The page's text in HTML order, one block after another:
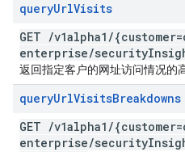
queryUrlVisits
GET /v1alpha1 /
enterprise/security
返回指定客户的网址访问情况的
queryUrlVisitsBreakdowns
GET /v1alpha1 /
enterprise/security